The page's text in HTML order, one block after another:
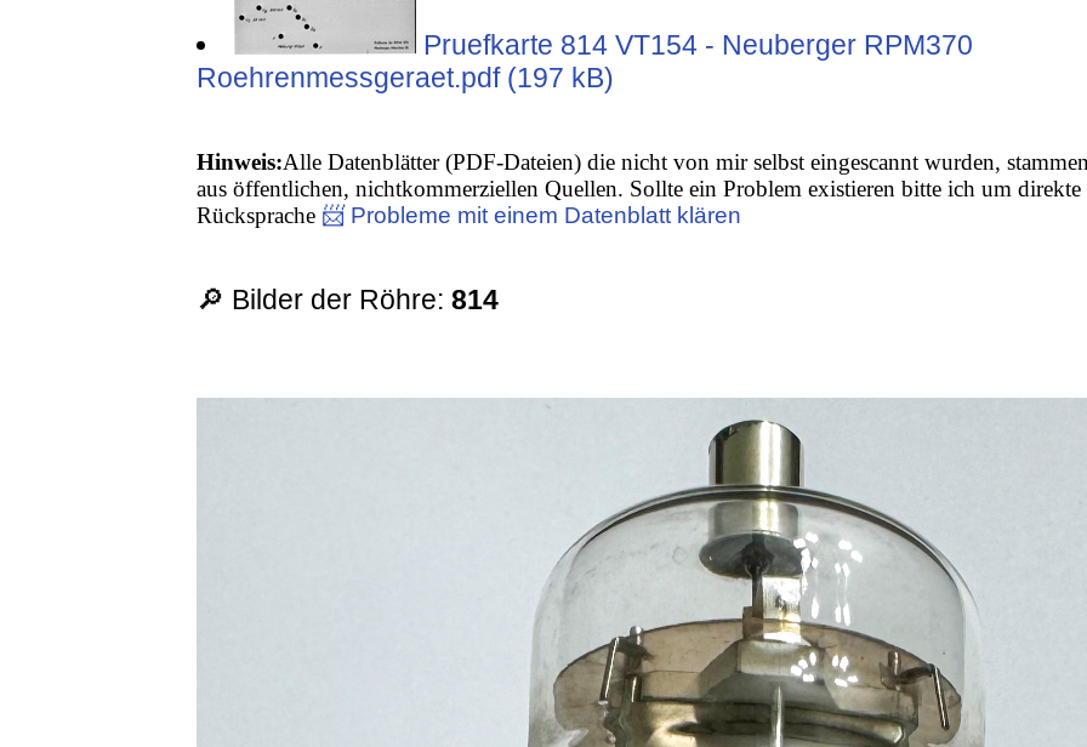
Pruefkarte 814 VT154 - Neuberger RPM370
Roehrenmessgeraet.pdf (197 kB)
Hinweis:Alle Datenblätter (PDF-Dateien) die nicht von mir selbst eingescannt wurden,
aus öffentlichen, nichtkommerziellen Quellen. Sollte ein Problem existieren bitte ich um direkte
Rücksprache 📨 Probleme mit einem Datenblatt klären
🔎 Bilder der Röhre:814